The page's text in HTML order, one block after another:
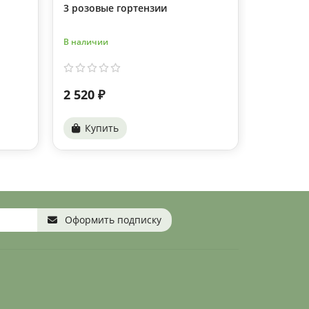
3 розовые гортензии
В наличии
2 520 ₽
Купить
Оформить подписку